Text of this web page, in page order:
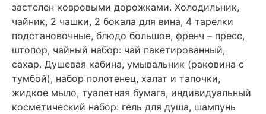
застелен ковровыми дорожками. Холодильник,
чайник, 2 чашки, 2 бокала для вина, 4 тарелки
подстановочные, блюдо большое, френч – пресс,
штопор, чайный набор: чай пакетированный,
сахар. Душевая кабина, умывальник (раковина с
тумбой), набор полотенец, халат и тапочки,
жидкое мыло, туалетная бумага, индивидуальный
косметический набор: гель для душа, шампунь